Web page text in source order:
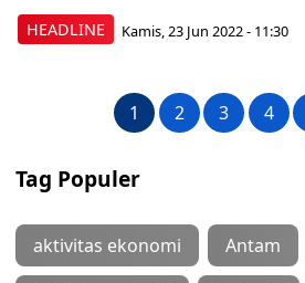
HEADLINE Kamis, 23 Jun 2022 - 11:30
1 2 3 4
Tag Populer
aktivitas ekonomi Antam